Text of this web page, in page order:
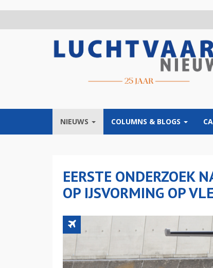
NIEUWS COLUMNS & BLOGS
EERSTE ONDERZOEK
OP IJSVORMING OP